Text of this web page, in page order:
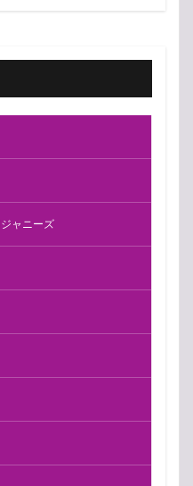
ジャニーズ